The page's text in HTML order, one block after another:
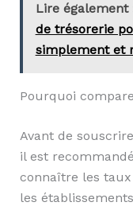
Lire également
de trésorerie
simplement et
Pourquoi
Avant de
il est
connaître les
les